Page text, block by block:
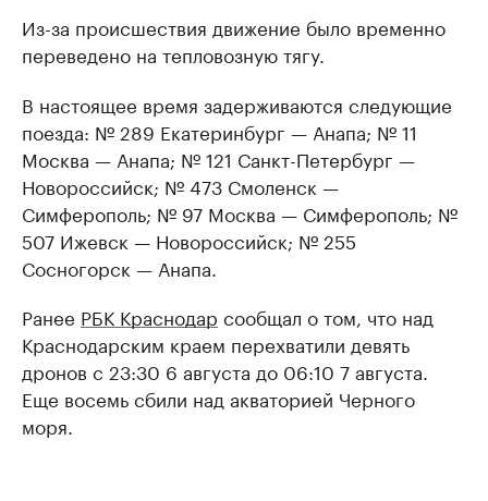
Из-за происшествия движение было временно
переведено на тепловозную тягу.
В настоящее время задерживаются следующие
поезда: № 289 Екатеринбург — Анапа; № 11
Москва — Анапа; № 121 Санкт-Петербург —
Новороссийск; № 473 Смоленск —
Симферополь; № 97 Москва — Симферополь; №
507 Ижевск — Новороссийск; № 255
Сосногорск — Анапа.
Ранее РБК Краснодар сообщал о том, что над
Краснодарским краем перехватили девять
дронов с 23:30 6 августа до 06:10 7 августа.
Еще восемь сбили над акваторией Черного
моря.